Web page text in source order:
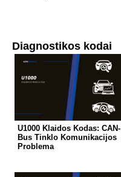
Diagnostikos kodai
U1000 Klaidos Kodas: CAN-
Bus Tinklo Komunikacijos
Problema